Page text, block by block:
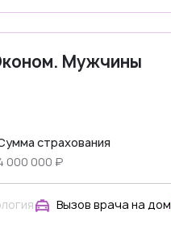
Мужчины
страхования
000 000 ₽
Вызов врача на дом